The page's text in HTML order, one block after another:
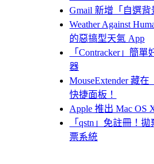
Gmail 新增「自選
Weather Against
的惡搞型天氣 App
「Contracker」簡
器
MouseExtender 藏
快捷面板！
Apple 推出 Mac OS
「qstn」免註冊！
票系統